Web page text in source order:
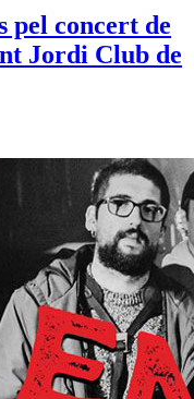
pel concert de
Jordi Club de